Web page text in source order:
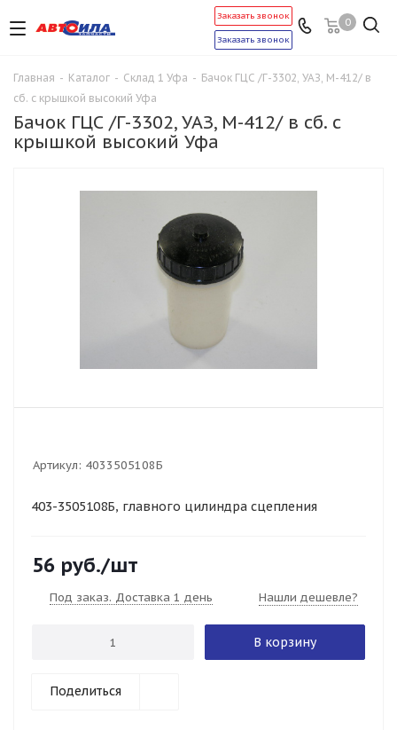
0
Заказать звонок
Заказать звонок
Главная - Каталог - Склад 1 Уфа - Бачок ГЦС /Г-3302, УАЗ, М-412/ в
сб. с крышкой высокий Уфа
Бачок ГЦС /Г-3302, УАЗ, М-412/ в сб. с
крышкой высокий Уфа
Артикул: 4033505108Б
403-3505108Б, главного цилиндра сцепления
56 руб./шт
Под заказ. Доставка 1 день Нашли дешевле?
В корзину
Поделиться